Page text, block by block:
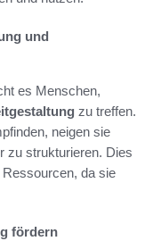
und
es Menschen,
zu treffen.
neigen sie
zu strukturieren. Dies
da sie
fördern